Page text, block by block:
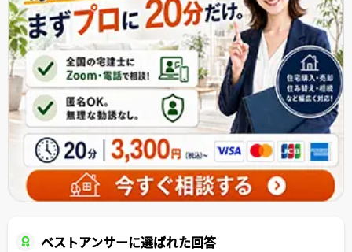
ベストアンサーに選ばれた回答